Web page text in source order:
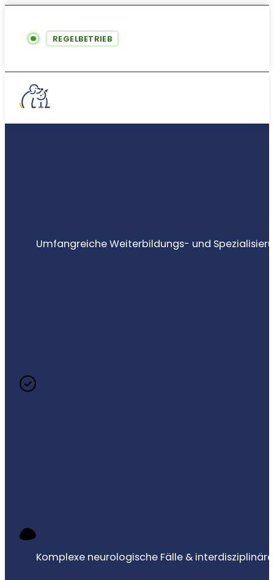
REGELBETRIEB
Umfangreiche Weiterbildungs- und
Komplexe neurologische Fälle &